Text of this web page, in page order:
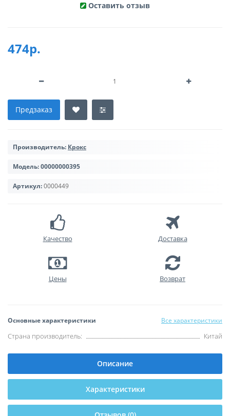
Оставить отзыв
474р.
Предзаказ
Производитель: Крокс
Модель:00000000395
Артикул:0000449
Качество Доставка
Цены Возврат
Основные характеристики Все характеристики
Страна производитель: Китай
Описание
Характеристики